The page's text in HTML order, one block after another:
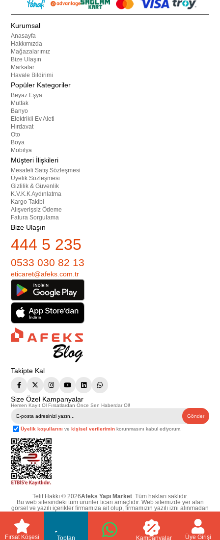
Kurumsal
Anasayfa
Hakkımızda
Mağazalarımız
Bize Ulaşın
Markalar
Havale Bildirimi
Popüler Kategoriler
Beyaz Eşya
Mutfak
Banyo
Elektrikli Ev Aleti
Hırdavat
Oto
Boya
Mobilya
Müşteri İlişkileri
Mesafeli Satış Sözleşmesi
Üyelik Sözleşmesi
Gizlilik & Güvenlik
K.V.K.K Aydınlatma
Kargo Takibi
Alışverişsiz Ödeme
Fatura Sorgulama
Bize Ulaşın
444 5 235
0533 030 82 13
eticaret@afeks.com.tr
Takipte Kal
Size Özel Kampanyalar
Hemen Kayıt Ol Fırsatlardan Önce Sen Haberdar Ol!
Gönder
Üyelik koşullarını vekişisel verilerimin korunmasını kabul ediyorum.
Telif Hakkı © 2026Afeks Yapı Market. Tüm hakları saklıdır.
Bu web sitesindeki tüm ürünler ticari amaçlıdır. Web sitemizde yer alan
görsel ve yazılı içerikler firmamıza ait olup, firmamızın yazılı izni alınmadan
hiçbir yazılı/görsel içerik, logo, kopyalanamaz, kaynak gösterilemez ve
başka yerlerde kullanılamaz. İçeriklerin izin alınmadan kopyalanması ve
kullanılması 5846 sayılı Fikir ve Sanat Eserleri Yasasına göre suçtur.
Fırsat Köşesi
Toptan Kampanyalar Üye Girişi